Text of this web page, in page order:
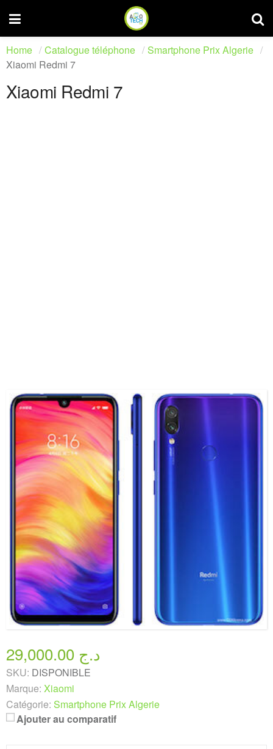
Home Catalogue téléphone
Smartphone Prix Algerie
Xiaomi Redmi 7
Xiaomi Redmi 7
29,000.00 د.ج
SKU: DISPONIBLE
Marque: Xiaomi
Catégorie: Smartphone Prix Algerie
Ajouter au comparatif